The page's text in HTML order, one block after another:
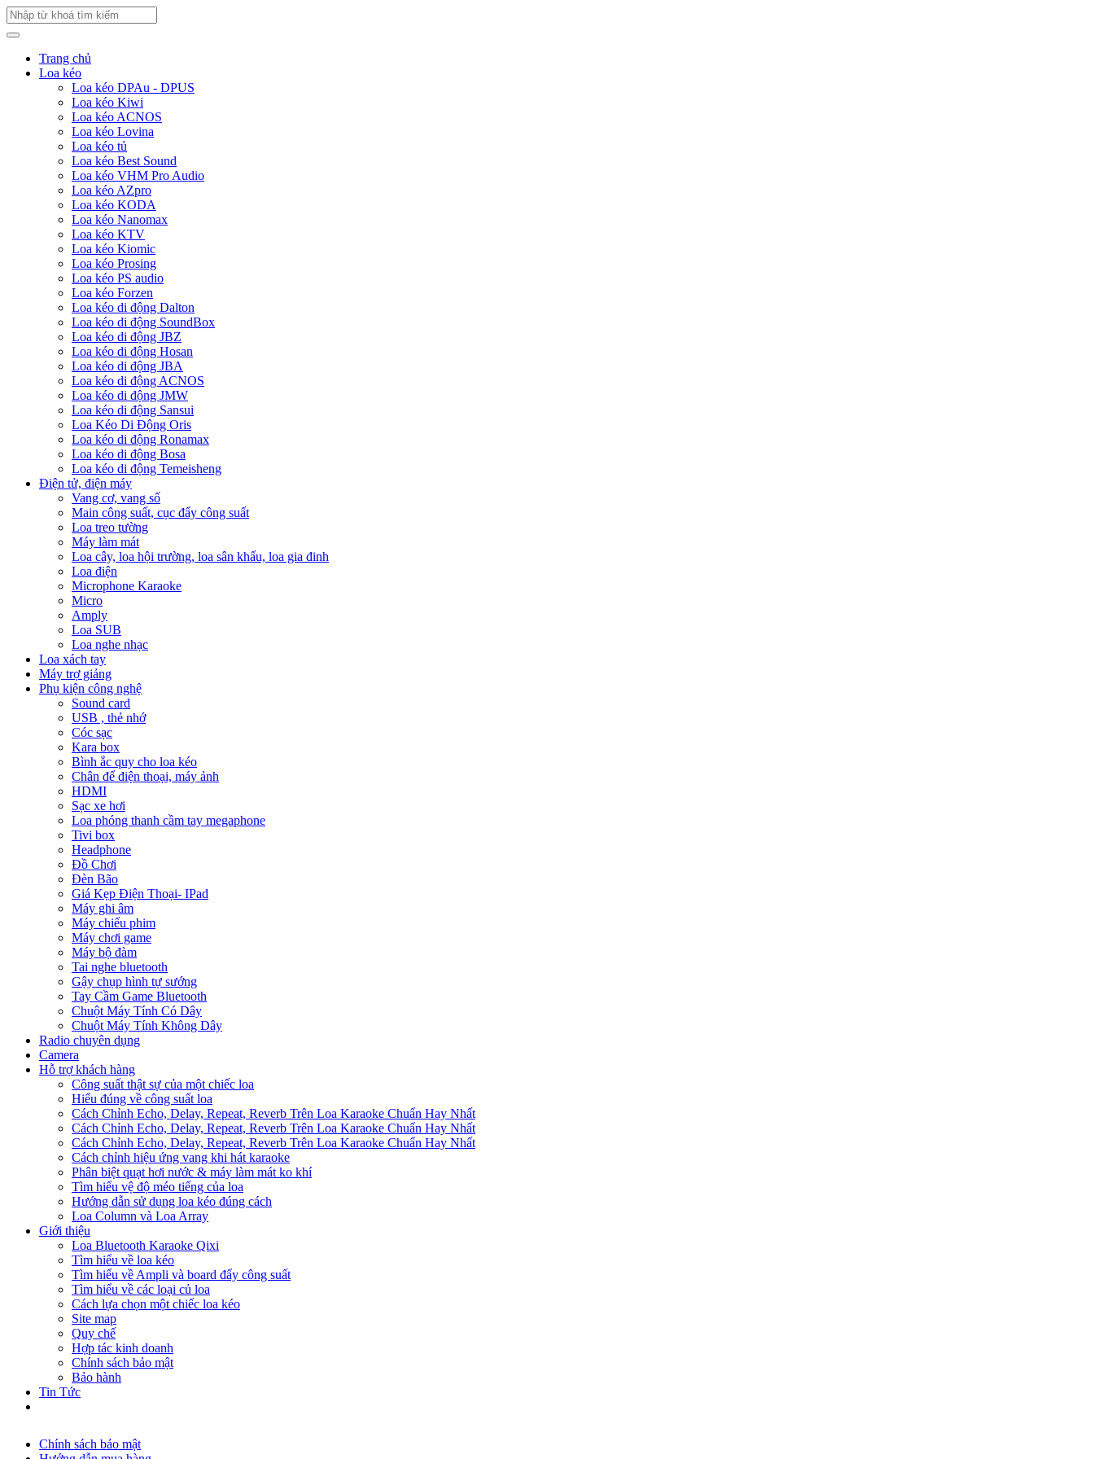
Trang chủ
Loa kéo
Loa kéo DPAu - DPUS
Loa kéo Kiwi
Loa kéo ACNOS
Loa kéo Lovina
Loa kéo tủ
Loa kéo Best Sound
Loa kéo VHM Pro Audio
Loa kéo AZpro
Loa kéo KODA
Loa kéo Nanomax
Loa kéo KTV
Loa kéo Kiomic
Loa kéo Prosing
Loa kéo PS audio
Loa kéo Forzen
Loa kéo di động Dalton
Loa kéo di động SoundBox
Loa kéo di động JBZ
Loa kéo di động Hosan
Loa kéo di động JBA
Loa kéo di động ACNOS
Loa kéo di động JMW
Loa kéo di động Sansui
Loa Kéo Di Động Oris
Loa kéo di động Ronamax
Loa kéo di động Bosa
Loa kéo di động Temeisheng
Điện tử, điện máy
Vang cơ, vang số
Main công suất, cục đẩy công suất
Loa treo tường
Máy làm mát
Loa cây, loa hội trường, loa sân khấu, loa gia đinh
Loa điện
Microphone Karaoke
Micro
Amply
Loa SUB
Loa nghe nhạc
Loa xách tay
Máy trợ giảng
Phụ kiện công nghệ
Sound card
USB , thẻ nhớ
Cóc sạc
Kara box
Bình ắc quy cho loa kéo
Chân để điện thoại, máy ảnh
HDMI
Sạc xe hơi
Loa phóng thanh cầm tay megaphone
Tivi box
Headphone
Đồ Chơi
Đèn Bão
Giá Kẹp Điện Thoại- IPad
Máy ghi âm
Máy chiếu phim
Máy chơi game
Máy bộ đàm
Tai nghe bluetooth
Gậy chụp hình tự sướng
Tay Cầm Game Bluetooth
Chuột Máy Tính Có Dây
Chuột Máy Tính Không Dây
Radio chuyên dụng
Camera
Hỗ trợ khách hàng
Công suất thật sự của một chiếc loa
Hiểu đúng về công suất loa
Cách Chỉnh Echo, Delay, Repeat, Reverb Trên Loa Karaoke Chuẩn Hay Nhất
Cách Chỉnh Echo, Delay, Repeat, Reverb Trên Loa Karaoke Chuẩn Hay Nhất
Cách Chỉnh Echo, Delay, Repeat, Reverb Trên Loa Karaoke Chuẩn Hay Nhất
Cách chỉnh hiệu ứng vang khi hát karaoke
Phân biệt quạt hơi nước & máy làm mát ko khí
Tìm hiểu vệ độ méo tiếng của loa
Hướng dẫn sử dụng loa kéo đúng cách
Loa Column và Loa Array
Giới thiệu
Loa Bluetooth Karaoke Qixi
Tìm hiểu về loa kéo
Tìm hiểu về Ampli và board đẩy công suất
Tìm hiểu về các loại củ loa
Cách lựa chọn một chiếc loa kéo
Site map
Quy chế
Hợp tác kinh doanh
Chính sách bảo mật
Bảo hành
Tin Tức
Chính sách bảo mật